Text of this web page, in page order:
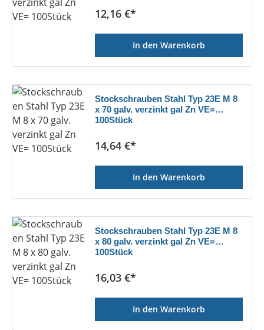
Regulärer Preis:
12,16 €*
In den Warenkorb
Stockschrauben Stahl Typ 23E M 8
x 70 galv. verzinkt gal Zn VE=
100Stück
Regulärer Preis:
14,64 €*
In den Warenkorb
Stockschrauben Stahl Typ 23E M 8
x 80 galv. verzinkt gal Zn VE=
100Stück
Regulärer Preis:
16,03 €*
In den Warenkorb